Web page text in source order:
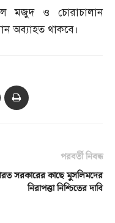
মজুদ ও চোরাচালান
অব্যাহত থাকবে।
পরবর্তী নিবন্ধ
সরকারের কাছে মুসলিমদের
নিরাপত্তা নিশ্চিতের দাবি